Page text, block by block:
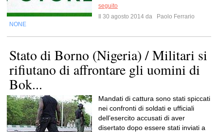
seguito
Il 30 agosto 2014 da
Paolo Ferrario
NONE
Stato di Borno (Nigeria) / Militari si
rifiutano di affrontare gli uomini di
Bok...
Mandati di cattura sono stati spiccati
nei confronti di soldati e ufficiali
dell’esercito accusati di aver
disertato dopo essere stati inviati a